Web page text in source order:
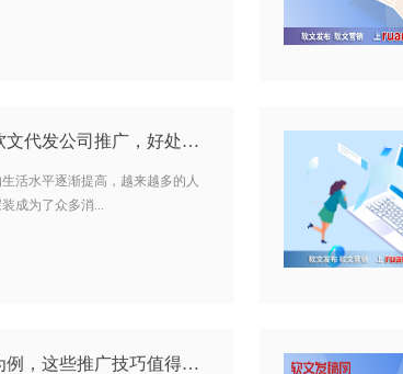
家装企业为什么要找软文代发公司推广，好处是什么？…
活水平逐渐提高，越来越多的人
成为了众多消...
软文推广：用运动鞋为例，这些推广技巧值得借鉴…